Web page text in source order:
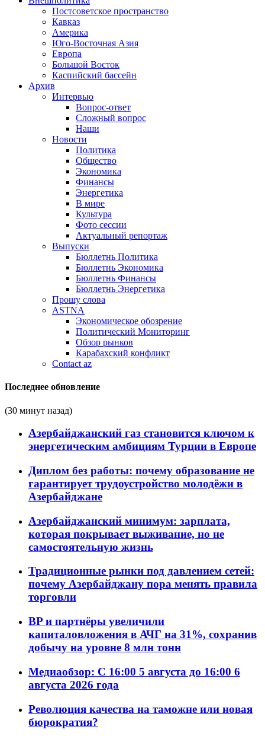
Постсоветское пространство
Кавказ
Америка
Юго-Восточная Азия
Европа
Большой Восток
Каспийский бассейн
Архив
Интервью
Вопрос-ответ
Сложный вопрос
Наши
Новости
Политика
Общество
Экономика
Финансы
Энергетика
В мире
Культура
Фото сессии
Актуальный репортаж
Выпуски
Бюллетнь Политика
Бюллетнь Экономика
Бюллетнь Финансы
Бюллетнь Энергетика
Прошу слова
ASTNA
Экономическое обозрение
Политический Мониторинг
Обзор рынков
Карабахский конфликт
Contact az
Последнее обновление
(30 минут назад)
Азербайджанский газ становится ключом к
энергетическим амбициям Турции в Европе
Диплом без работы: почему образование не
гарантирует трудоустройство молодёжи в
Азербайджане
Азербайджанский минимум: зарплата,
которая покрывает выживание, но не
самостоятельную жизнь
Традиционные рынки под давлением сетей:
почему Азербайджану пора менять правила
торговли
BP и партнёры увеличили
капиталовложения в АЧГ на 31%, сохранив
добычу на уровне 8 млн тонн
Медиаобзор: С 16:00 5 августа до 16:00 6
августа 2026 года
Революция качества на таможне или новая
бюрократия?